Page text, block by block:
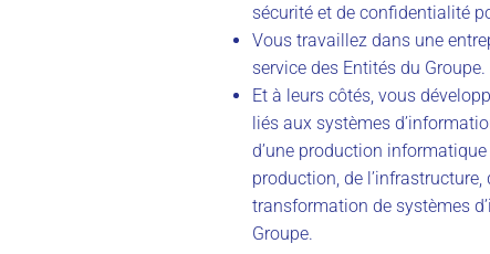
sécurité et de confidentialité
Vous travaillez dans une
service des Entités du Groupe.
Et à leurs côtés, vous
liés aux systèmes
d’une production
production, de
transformation de systèmes
Groupe.